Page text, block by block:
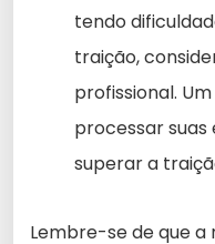
tendo
traição,
profissional.
processar
superar a
Lembre-se de que